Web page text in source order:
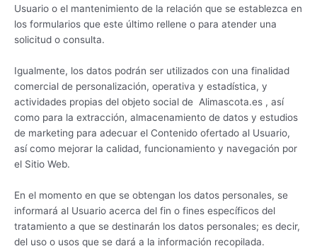
Usuario o el mantenimiento de la relación que se establezca en
los formularios que este último rellene o para atender una
solicitud o consulta.
Igualmente, los datos podrán ser utilizados con una finalidad
comercial de personalización, operativa y estadística, y
actividades propias del objeto social de Alimascota.es , así
como para la extracción, almacenamiento de datos y estudios
de marketing para adecuar el Contenido ofertado al Usuario,
así como mejorar la calidad, funcionamiento y navegación por
el Sitio Web.
En el momento en que se obtengan los datos personales, se
informará al Usuario acerca del fin o fines específicos del
tratamiento a que se destinarán los datos personales; es decir,
del uso o usos que se dará a la información recopilada.